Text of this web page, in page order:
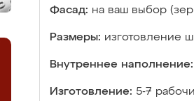
Фасад: на ваш выбор
Размеры: изготовление
Внутреннее наполнение:
Изготовление: 5-7